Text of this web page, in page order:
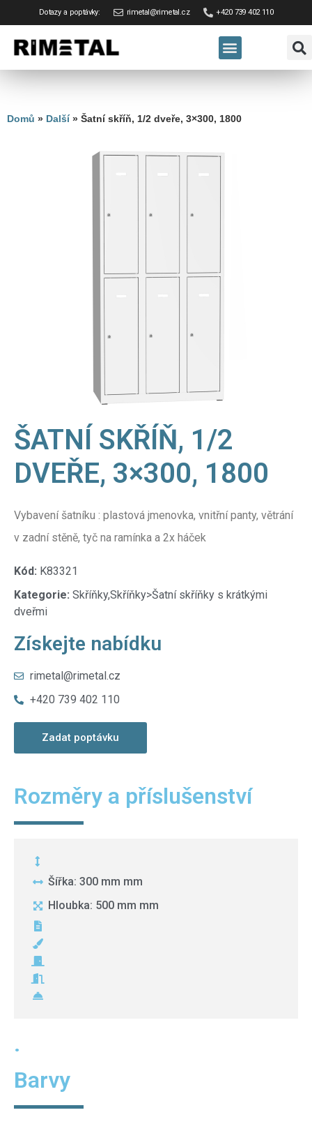
Dotazy a poptávky: rimetal@rimetal.cz +420 739 402 110
Domů » Další» Šatní skříň, 1/2 dveře, 3×300, 1800
ŠATNÍ SKŘÍŇ, 1/2
DVEŘE, 3×300, 1800
Vybavení šatníku : plastová jmenovka, vnitřní panty, větrání
v zadní stěně, tyč na ramínka a 2x háček
Kód: K83321
Kategorie: Skříňky,Skříňky>Šatní skříňky s krátkými
dveřmi
Získejte nabídku
rimetal@rimetal.cz
+420 739 402 110
Zadat poptávku
Rozměry a příslušenství
Šířka: 300 mm mm
Hloubka: 500 mm mm
.
Barvy